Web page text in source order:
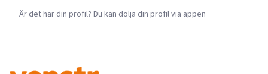
Är det här din profil? Du kan dölja din profil via appen